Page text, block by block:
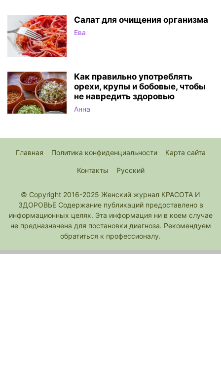
Салат для очищения организма
Ева
Как правильно употреблять
орехи, крупы и бобовые, чтобы
не навредить здоровью
Анна
Главная Политика конфиденциальности Карта сайта
Контакты Русский
© Copyright 2016-2025 Женский журнал КРАСОТА И
ЗДОРОВЬЕ Содержание публикаций предоставлено в
информационных целях. Эта информация ни в коем случае
не предназначена для постановки диагноза. Рекомендуем
обратиться к профессионалу.